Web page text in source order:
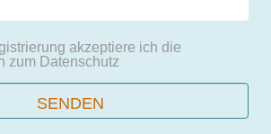
akzeptiere ich die
zum Datenschutz